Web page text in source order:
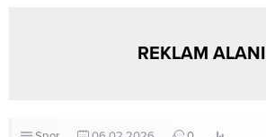
REKLAM ALANI